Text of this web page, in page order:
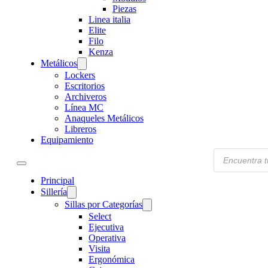
Piezas
Linea italia
Elite
Filo
Kenza
Metálicos
Lockers
Escritorios
Archiveros
Línea MC
Anaqueles Metálicos
Libreros
Equipamiento
Principal
Sillería
Sillas por Categorías
Select
Ejecutiva
Operativa
Visita
Ergonómica
Products
search